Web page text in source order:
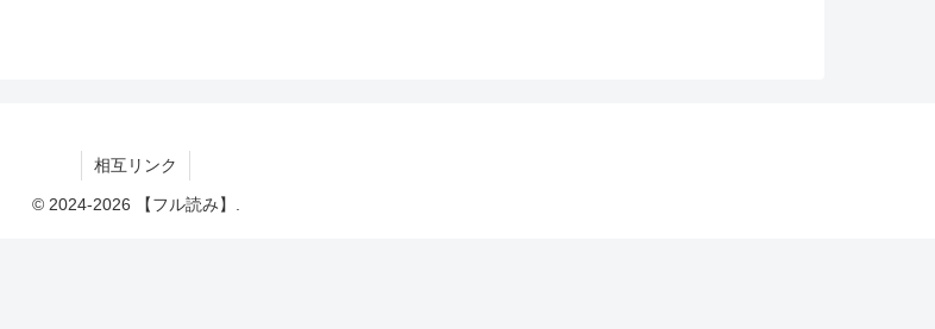
相互リンク
© 2024-2026 【フル読み】.